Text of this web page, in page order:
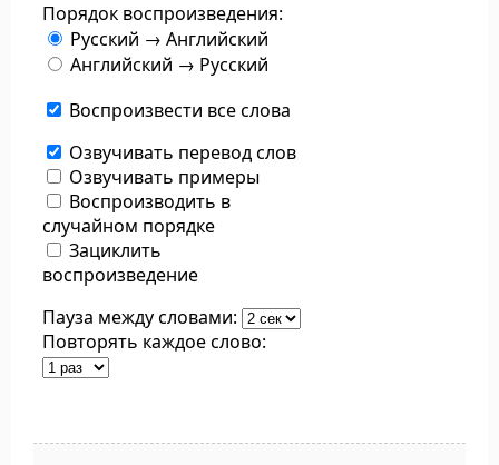
Порядок воспроизведения:
Русский → Английский
Английский → Русский
Воспроизвести все слова
Озвучивать перевод слов
Озвучивать примеры
Воспроизводить в
случайном порядке
Зациклить
воспроизведение
Пауза между словами:
Повторять каждое слово: